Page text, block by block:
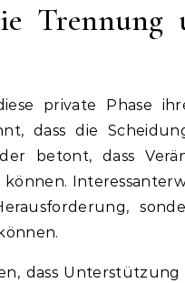
Trennung
private Phase
dass die
betont, dass
dass